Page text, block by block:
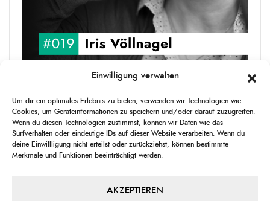
Einwilligung verwalten
Um dir ein optimales Erlebnis zu bieten, verwenden wir Technologien wie
Cookies, um Geräteinformationen zu speichern und/oder darauf zuzugreifen.
Wenn du diesen Technologien zustimmst, können wir Daten wie das
Surfverhalten oder eindeutige IDs auf dieser Website verarbeiten. Wenn du
deine Einwillligung nicht erteilst oder zurückziehst, können bestimmte
Merkmale und Funktionen beeinträchtigt werden.
AKZEPTIEREN
Iris Völlnagel hat schon auf unterschiedlichen Kontinenten gelebt
und gearbeitet, spricht mehrere Sprachen und berichtet
leidenschaftlich gerne über das, was sie erlebt – als Journalistin,
[...]
BACKWARD
PAUSE